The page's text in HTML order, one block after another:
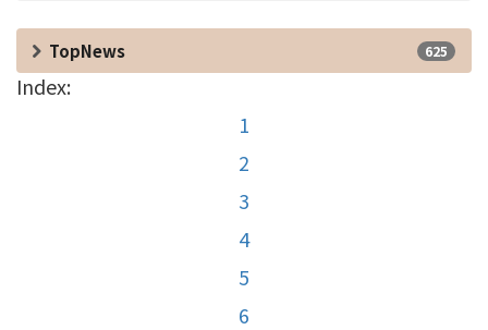
TopNews 625
Index:
1
2
3
4
5
6